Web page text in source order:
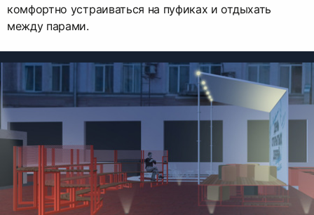
комфортно устраиваться на пуфиках и отдыхать
между парами.